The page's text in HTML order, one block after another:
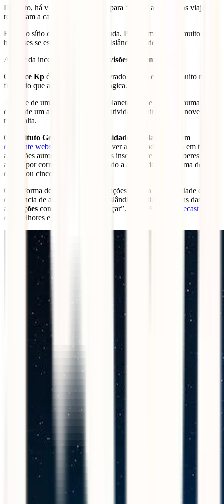
De facto, há viagens organizadas para “caçar” auroras e os viajantes
regressam a casa de mãos vazias.
Estar no sítio certo à hora certa ajuda. Por exemplo, tens muito mais
hipóteses se estiveres no norte da Islândia em dezembro.
Apesar da incerteza geral,
há previsões disponíveis.
O
índice Kp é geralmente considerado o mais exato. É muito mais
fiável do que a previsão meteorológica.
Trata-se de um índice magnético planetário que se move numa
escala de um a nove, sendo um a atividade muito baixa e nove a
muito alta.
O
Instituto Geofísico da Universidade do Alasca
tem um
excelente website
que lhe permite ver a atividade prevista em todas
as regiões aurorais. Também podes inscrever-te para receberes
alertas por correio eletrónico quando a atividade subir acima de
quatro ou cinco na escala Kp.
Outra forma de obter boas informações sobre a probabilidade de
ocorrência de auroras boreais na Islândia é utilizar algumas das
aplicações concebidas para as “caçar”. A My Aurora Forecast
das melhores e mais populares.